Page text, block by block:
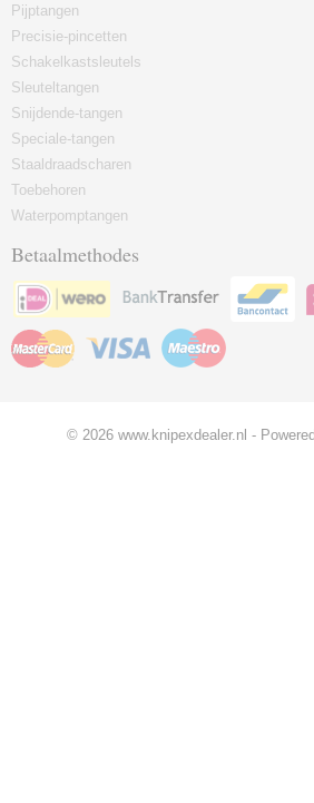
Pijptangen
Precisie-pincetten
Schakelkastsleutels
Sleuteltangen
Snijdende-tangen
Speciale-tangen
Staaldraadscharen
Toebehoren
Waterpomptangen
Betaalmethodes
© 2026 www.knipexdealer.nl -